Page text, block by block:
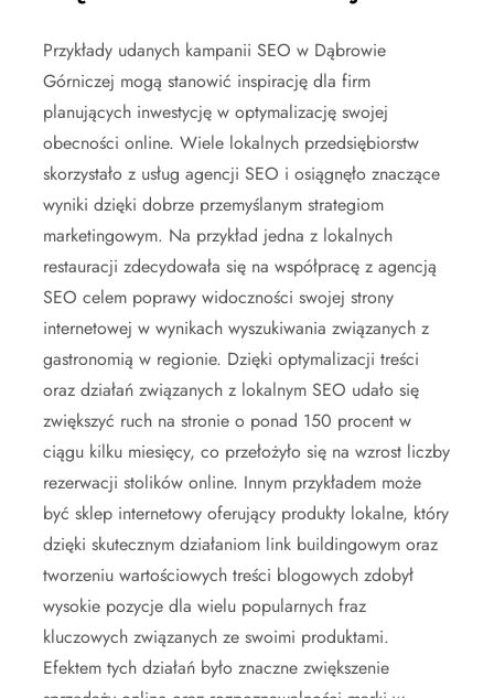
Przykłady udanych kampanii SEO w Dąbrowie
Górniczej mogą stanowić inspirację dla firm
planujących inwestycję w optymalizację swojej
obecności online. Wiele lokalnych przedsiębiorstw
skorzystało z usług agencji SEO i osiągnęło znaczące
wyniki dzięki dobrze przemyślanym strategiom
marketingowym. Na przykład jedna z lokalnych
restauracji zdecydowała się na współpracę z agencją
SEO celem poprawy widoczności swojej strony
internetowej w wynikach wyszukiwania związanych z
gastronomią w regionie. Dzięki optymalizacji treści
oraz działań związanych z lokalnym SEO udało się
zwiększyć ruch na stronie o ponad 150 procent w
ciągu kilku miesięcy, co przełożyło się na wzrost liczby
rezerwacji stolików online. Innym przykładem może
być sklep internetowy oferujący produkty lokalne, który
dzięki skutecznym działaniom link buildingowym oraz
tworzeniu wartościowych treści blogowych zdobył
wysokie pozycje dla wielu popularnych fraz
kluczowych związanych ze swoimi produktami.
Efektem tych działań było znaczne zwiększenie